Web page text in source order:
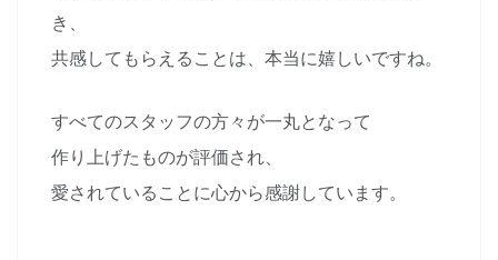
き、
共感してもらえることは、本当に嬉しいですね。
すべてのスタッフの方々が一丸となって
作り上げたものが評価され、
愛されていることに心から感謝しています。